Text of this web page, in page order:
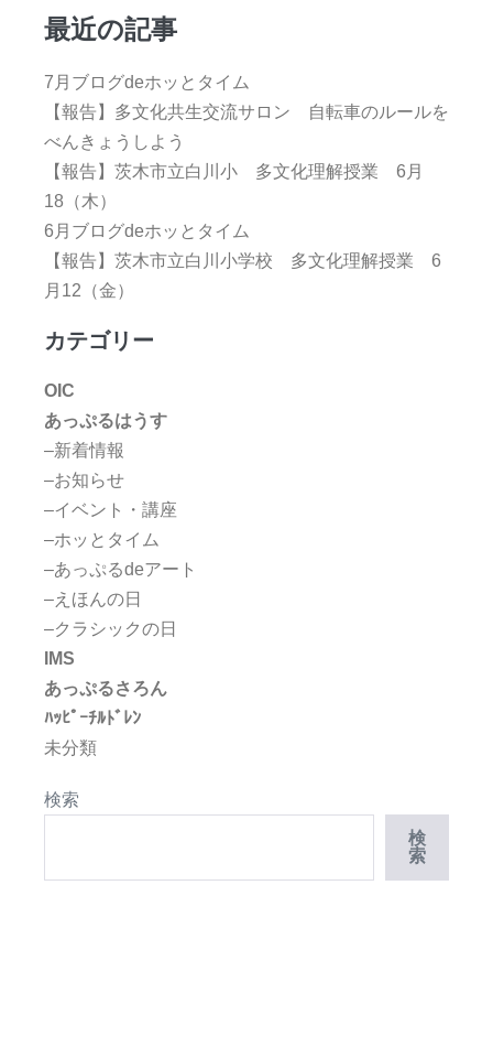
最近の記事
7月ブログdeホッとタイム
【報告】多文化共生交流サロン 自転車のルールを
べんきょうしよう
【報告】茨木市立白川小 多文化理解授業 6月
18（木）
6月ブログdeホッとタイム
【報告】茨木市立白川小学校 多文化理解授業 6
月12（金）
カテゴリー
OIC
あっぷるはうす
–新着情報
–お知らせ
–イベント・講座
–ホッとタイム
–あっぷるdeアート
–えほんの日
–クラシックの日
IMS
あっぷるさろん
ﾊｯﾋﾟｰﾁﾙﾄﾞﾚﾝ
未分類
検索
検
索